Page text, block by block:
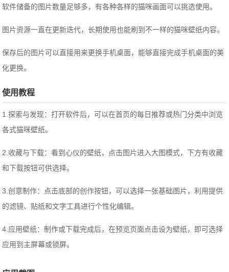
软件储备的图片数量足够多，有各种各样的猫咪画面可以挑选使用。
图片资源一直在更新迭代，长期使用也能刷到不一样的猫咪壁纸内容。
保存后的图片可以直接用来更换手机桌面，能够直接完成手机桌面的美
化更换。
使用教程
1.探索与发现：打开软件后，可以在首页的每日推荐或热门分类中浏览
各式猫咪壁纸。
2.收藏与下载：看到心仪的壁纸，点击图片进入大图模式，下方有收藏
和下载按钮可供选择。
3.创意制作：点击底部的创作按钮，可以选择一张基础图片，利用提供
的滤镜、贴纸和文字工具进行个性化编辑。
4.应用壁纸：制作或下载完成后，在预览页面点击设为壁纸，即可选择
应用到主屏幕或锁屏。